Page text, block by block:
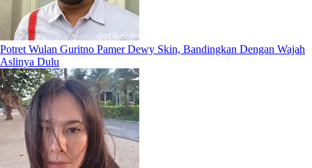
Potret Wulan Guritno Pamer Dewy Skin, Bandingkan Dengan Wajah
Aslinya Dulu